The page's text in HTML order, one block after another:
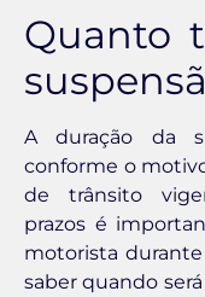
Quanto
A duração da
conforme o
de trânsito
prazos é
motorista
saber quando